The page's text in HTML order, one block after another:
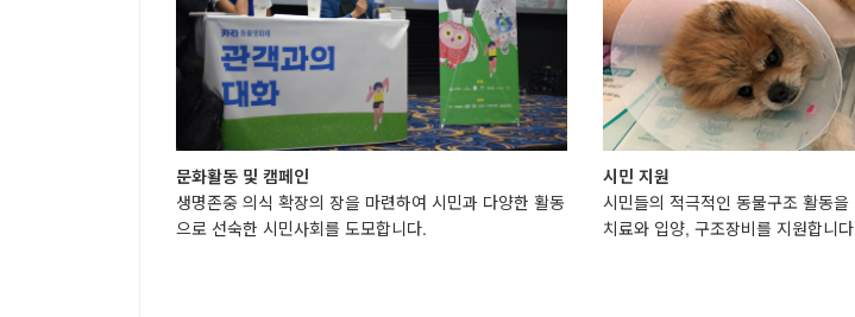
문화활동 및 캠페인
생명존중 의식 확장의 장을 마련하여 시민과 다양한 활동
으로 선숙한 시민사회를 도모합니다.
시민 지원
시민들의 적극적인 동물구조 활동
치료와 입양, 구조장비를 지원합니